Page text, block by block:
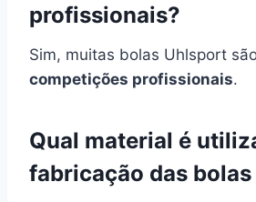
profissionais?
Sim, muitas bolas Uhlsport
competições profissionais.
Qual material é
fabricação das